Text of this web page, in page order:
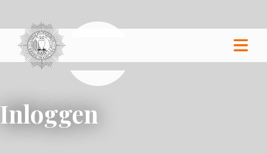
Inloggen